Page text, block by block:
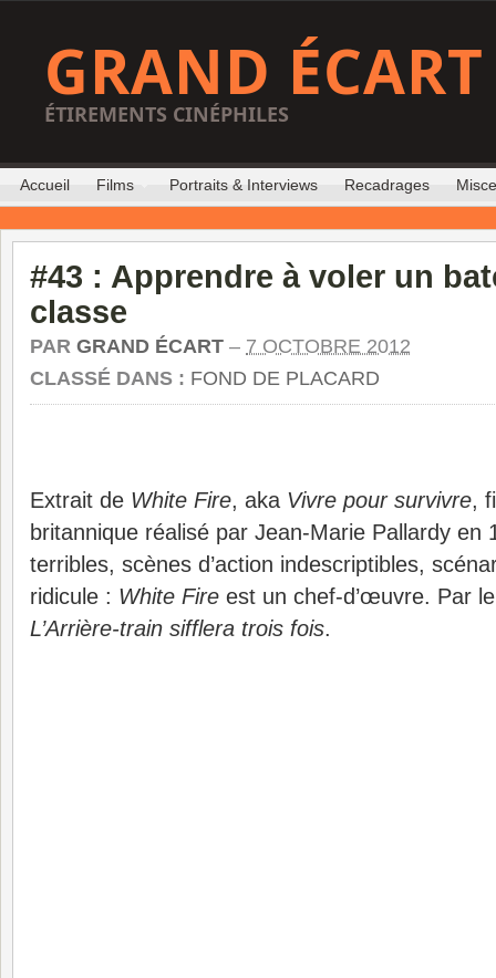
GRAND ÉCART
ÉTIREMENTS CINÉPHILES
Accueil Films Portraits & Interviews Recadrages
#43 : Apprendre à voler un
classe
PAR GRAND ÉCART – 7 OCTOBRE 2012
CLASSÉ DANS : FOND DE PLACARD
Extrait de White Fire, aka Vivre pour survivre,
britannique réalisé par Jean-Marie Pallardy en
terribles, scènes d’action indescriptibles,
ridicule : White Fire est un chef-d’œuvre. Par
L’Arrière-train sifflera trois fois.